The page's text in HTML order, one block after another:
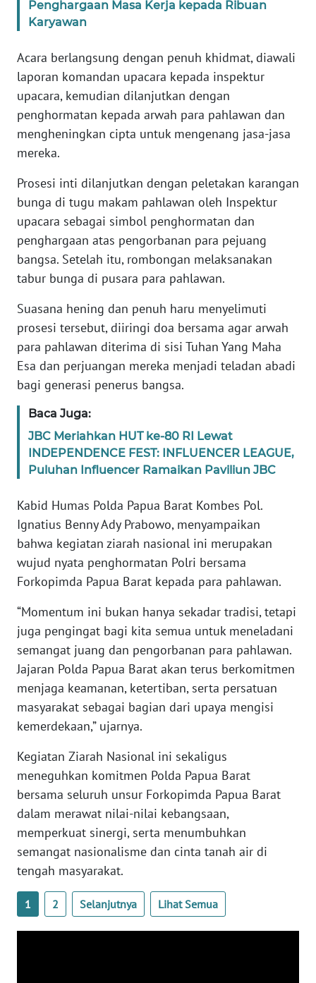
Penghargaan Masa Kerja kepada Ribuan
Karyawan
Acara berlangsung dengan penuh khidmat, diawali
laporan komandan upacara kepada inspektur
upacara, kemudian dilanjutkan dengan
penghormatan kepada arwah para pahlawan dan
mengheningkan cipta untuk mengenang jasa-jasa
mereka.
Prosesi inti dilanjutkan dengan peletakan karangan
bunga di tugu makam pahlawan oleh Inspektur
upacara sebagai simbol penghormatan dan
penghargaan atas pengorbanan para pejuang
bangsa. Setelah itu, rombongan melaksanakan
tabur bunga di pusara para pahlawan.
Suasana hening dan penuh haru menyelimuti
prosesi tersebut, diiringi doa bersama agar arwah
para pahlawan diterima di sisi Tuhan Yang Maha
Esa dan perjuangan mereka menjadi teladan abadi
bagi generasi penerus bangsa.
Baca Juga:
JBC Meriahkan HUT ke-80 RI Lewat
INDEPENDENCE FEST: INFLUENCER LEAGUE,
Puluhan Influencer Ramaikan Paviliun JBC
Kabid Humas Polda Papua Barat Kombes Pol.
Ignatius Benny Ady Prabowo, menyampaikan
bahwa kegiatan ziarah nasional ini merupakan
wujud nyata penghormatan Polri bersama
Forkopimda Papua Barat kepada para pahlawan.
“Momentum ini bukan hanya sekadar tradisi, tetapi
juga pengingat bagi kita semua untuk meneladani
semangat juang dan pengorbanan para pahlawan.
Jajaran Polda Papua Barat akan terus berkomitmen
menjaga keamanan, ketertiban, serta persatuan
masyarakat sebagai bagian dari upaya mengisi
kemerdekaan,” ujarnya.
Kegiatan Ziarah Nasional ini sekaligus
meneguhkan komitmen Polda Papua Barat
bersama seluruh unsur Forkopimda Papua Barat
dalam merawat nilai-nilai kebangsaan,
memperkuat sinergi, serta menumbuhkan
semangat nasionalisme dan cinta tanah air di
tengah masyarakat.
1 2 Selanjutnya Lihat Semua
WN
JABAR
WN
BANTEN
WN
NTT
KEPRI
PAPUA
WN
PAPUA
WN
RIAU
WN
WN
JAMBI
SULTRA
WN
NTB
SULTENG
WN
SULBAR
WN
BABEL
WN
SUMBAR
WN
SUMSEL
WN
BENGKULU
WN